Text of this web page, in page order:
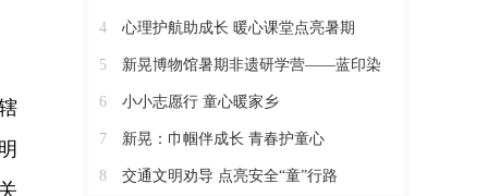
4 心理护航助成长 暖心课堂点亮暑期
5 新晃博物馆暑期非遗研学营——蓝印染
6 小小志愿行 童心暖家乡
7 新晃：巾帼伴成长 青春护童心
8 交通文明劝导 点亮安全“童”行路